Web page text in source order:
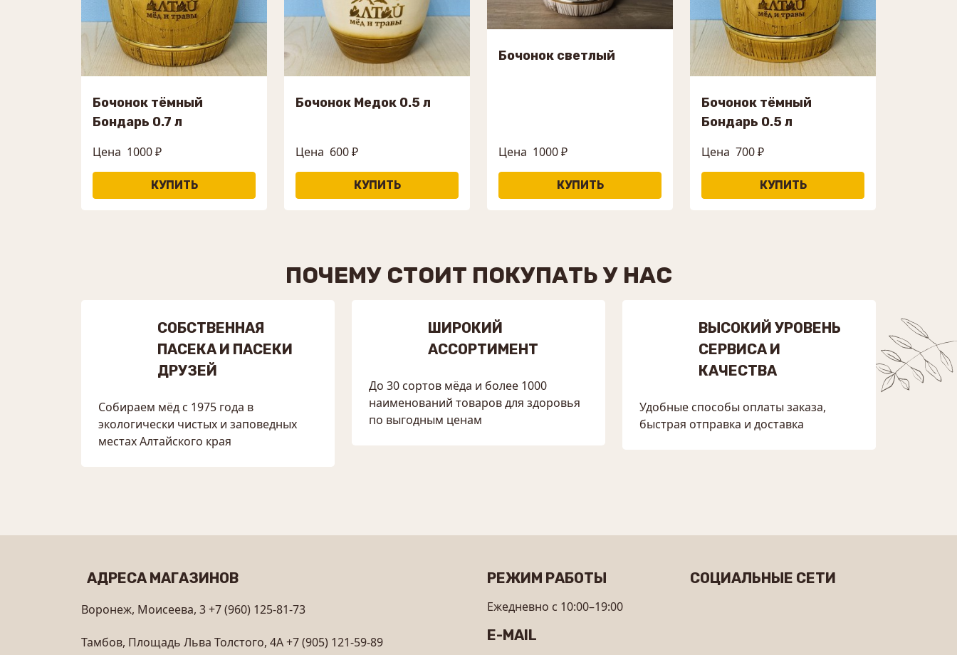
Бочонок тёмный
Бондарь 0.7 л
Цена 1000 ₽
Бочонок Медок 0.5 л
Цена 600 ₽
Бочонок светлый
Цена 1000 ₽
Бочонок тёмный
Бондарь 0.5 л
Цена 700 ₽
ПОЧЕМУ СТОИТ ПОКУПАТЬ У НАС
СОБСТВЕННАЯ
ПАСЕКА И ПАСЕКИ
ДРУЗЕЙ
Собираем мёд с 1975 года в
экологически чистых и заповедных
местах Алтайского края
ШИРОКИЙ
АССОРТИМЕНТ
До 30 сортов мёда и более 1000
наименований товаров для здоровья
по выгодным ценам
ВЫСОКИЙ УРОВЕНЬ
СЕРВИСА И
КАЧЕСТВА
Удобные способы оплаты заказа,
быстрая отправка и доставка
АДРЕСА МАГАЗИНОВ
Воронеж, Моисеева, 3+7 (960) 125-81-73
Тамбов, Площадь Льва Толстого, 4А+7 (905) 121-59-89
РЕЖИМ РАБОТЫ
Ежедневно с 10:00–19:00
E-MAIL
СОЦИАЛЬНЫЕ СЕТИ